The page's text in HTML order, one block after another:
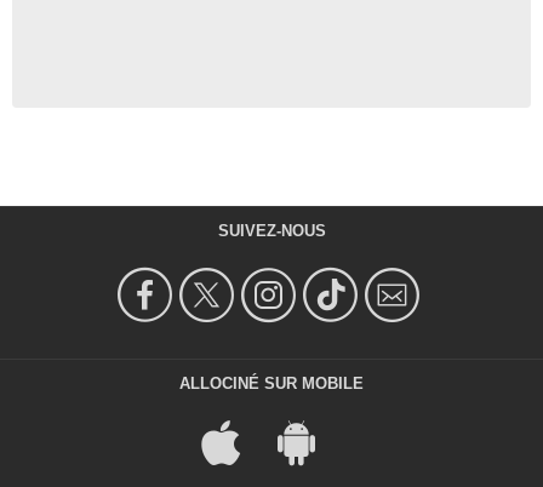
SUIVEZ-NOUS
ALLOCINÉ SUR MOBILE